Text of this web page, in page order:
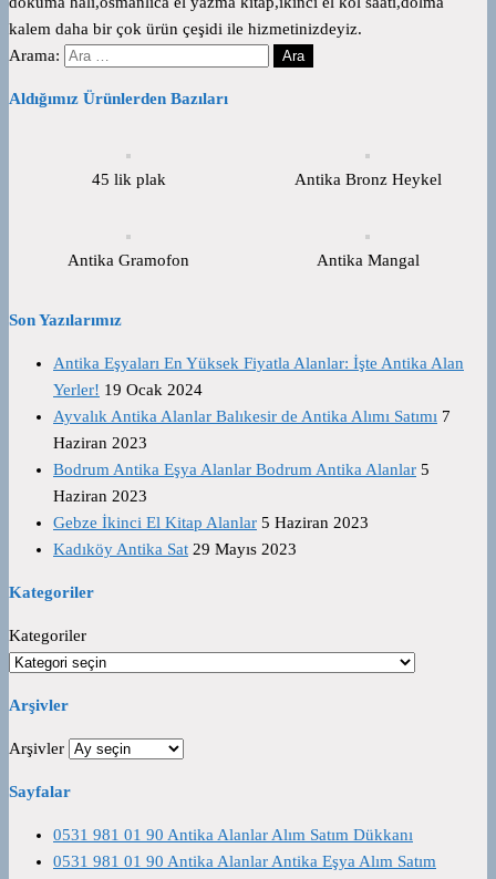
kalem daha bir çok ürün çeşidi ile hizmetinizdeyiz.
Arama:
Aldığımız Ürünlerden Bazıları
45 lik plak Antika Bronz Heykel
Antika Gramofon Antika Mangal
Son Yazılarımız
Antika Eşyaları En Yüksek Fiyatla Alanlar: İşte Antika Alan
Yerler! 19 Ocak 2024
Ayvalık Antika Alanlar Balıkesir de Antika Alımı Satımı 7
Haziran 2023
Bodrum Antika Eşya Alanlar Bodrum Antika Alanlar 5
Haziran 2023
Gebze İkinci El Kitap Alanlar 5 Haziran 2023
Kadıköy Antika Sat 29 Mayıs 2023
Kategoriler
Kategoriler
Arşivler
Arşivler
Sayfalar
0531 981 01 90 Antika Alanlar Alım Satım Dükkanı
0531 981 01 90 Antika Alanlar Antika Eşya Alım Satım